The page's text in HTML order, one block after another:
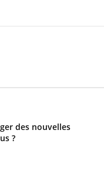
des nouvelles
?